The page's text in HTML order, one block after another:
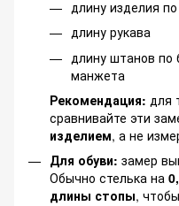
длину изделия
длину рукава
длину штанов по
манжета
Рекомендация: для
сравнивайте эти
изделием, а не
Для обуви: замер
Обычно стелька на
длины стопы,